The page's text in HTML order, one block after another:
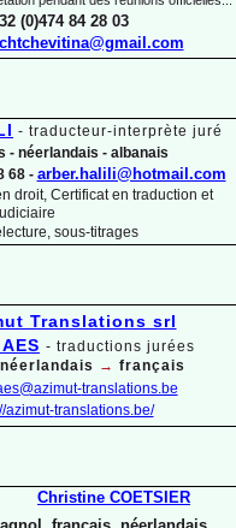
(0)474 84 28 03
- traducteur-interprète juré
- néerlandais - albanais
68 - arber.halili@hotmail.com
droit, Certificat en traduction et
sous-titrages
- traductions jurées
→ français
translations.be
azimut-translations.be/
Christine COETSIER